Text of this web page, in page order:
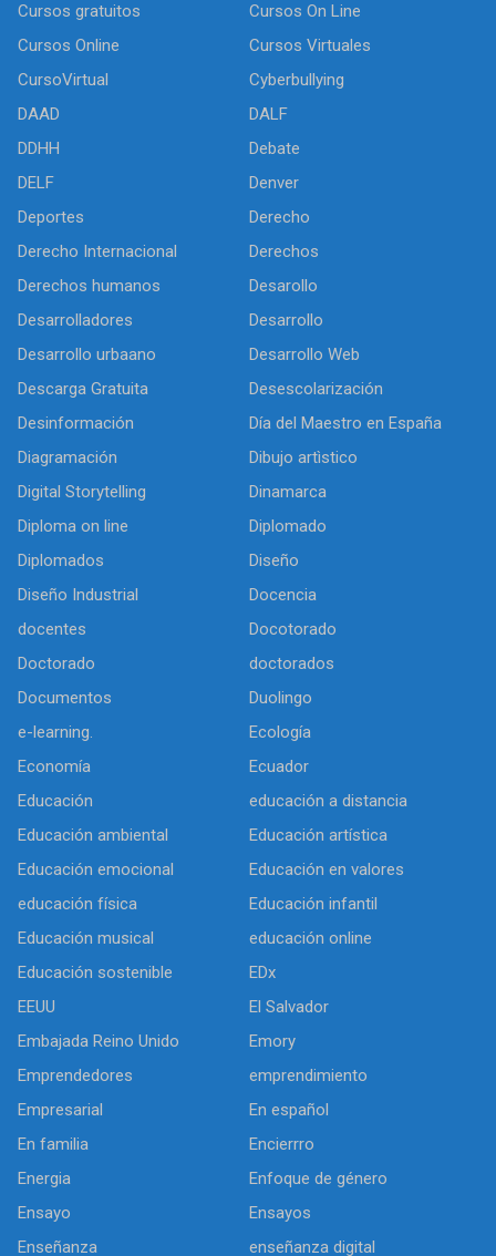
Cursos gratuitos
Cursos On Line
Cursos Online
Cursos Virtuales
CursoVirtual
Cyberbullying
DAAD
DALF
DDHH
Debate
DELF
Denver
Deportes
Derecho
Derecho Internacional
Derechos
Derechos humanos
Desarollo
Desarrolladores
Desarrollo
Desarrollo urbaano
Desarrollo Web
Descarga Gratuita
Desescolarización
Desinformación
Día del Maestro en España
Diagramación
Dibujo artìstico
Digital Storytelling
Dinamarca
Diploma on line
Diplomado
Diplomados
Diseño
Diseño Industrial
Docencia
docentes
Docotorado
Doctorado
doctorados
Documentos
Duolingo
e-learning.
Ecología
Economía
Ecuador
Educación
educación a distancia
Educación ambiental
Educación artística
Educación emocional
Educación en valores
educación física
Educación infantil
Educación musical
educación online
Educación sostenible
EDx
EEUU
El Salvador
Embajada Reino Unido
Emory
Emprendedores
emprendimiento
Empresarial
En español
En familia
Encierrro
Energia
Enfoque de género
Ensayo
Ensayos
Enseñanza
enseñanza digital